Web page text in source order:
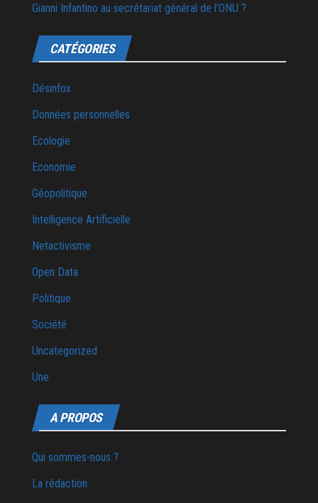
Gianni Infantino au secrétariat général de l’ONU ?
CATÉGORIES
Désinfox
Données personnelles
Ecologie
Economie
Géopolitique
Intelligence Artificielle
Netactivisme
Open Data
Politique
Société
Uncategorized
Une
A PROPOS
Qui sommes-nous ?
La rédaction